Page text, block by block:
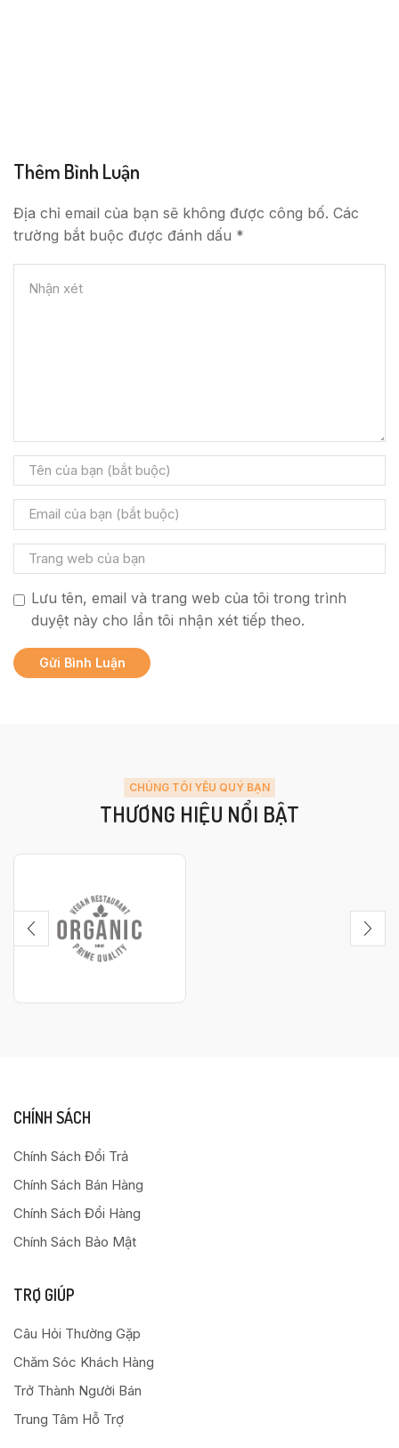
Thêm Bình Luận
Địa chỉ email của bạn sẽ không được công bố. Các
trường bắt buộc được đánh dấu *
Lưu tên, email và trang web của tôi trong trình
duyệt này cho lần tôi nhận xét tiếp theo.
CHÚNG TÔI YÊU QUÝ BẠN
THƯƠNG HIỆU NỔI BẬT
CHÍNH SÁCH
Chính Sách Đổi Trả
Chính Sách Bán Hàng
Chính Sách Đổi Hàng
Chính Sách Bảo Mật
TRỢ GIÚP
Câu Hỏi Thường Gặp
Chăm Sóc Khách Hàng
Trở Thành Người Bán
Trung Tâm Hỗ Trợ